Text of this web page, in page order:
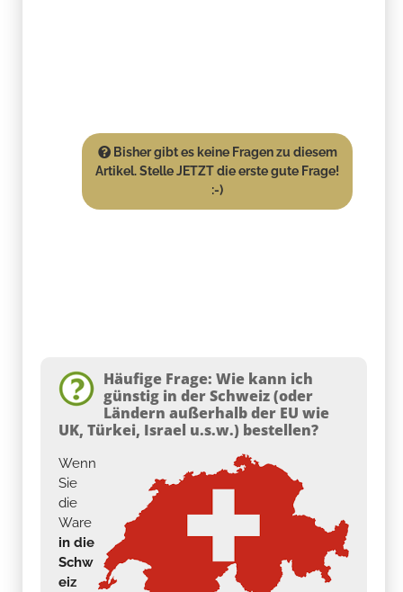
Bisher gibt es keine Fragen zu diesem
Artikel. Stelle JETZT die erste gute Frage!
:-)
Häufige Frage: Wie kann ich
günstig in der Schweiz (oder
Ländern außerhalb der EU wie
UK, Türkei, Israel u.s.w.) bestellen?
Wenn
Sie
die
Ware
in die
Schw
eiz